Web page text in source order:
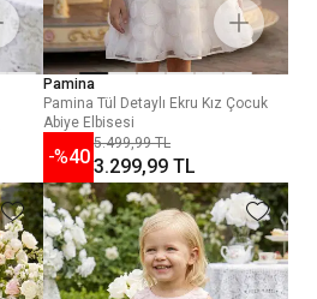
Pamina
Pamina Tül Detaylı Ekru Kız Çocuk
Abiye Elbisesi
-%40
5.499,99 TL
3.299,99 TL